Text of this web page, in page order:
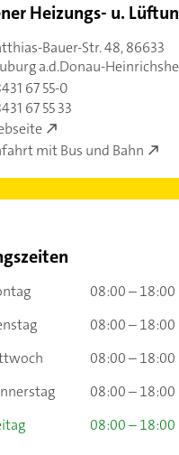
Heizungs- u.
Bauer-Str. 48,86633
a.d.Donau-
67 55-0
67 55 33
mit Bus und Bahn
08:00 – 18:00
08:00 – 18:00
08:00 – 18:00
08:00 – 18:00
08:00 – 18:00